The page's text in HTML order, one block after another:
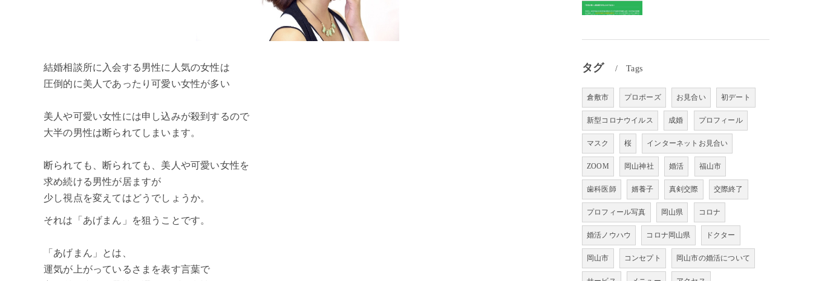
結婚相談所に入会する男性に人気の女性は
圧倒的に美人であったり可愛い女性が多い
美人や可愛い女性には申し込みが殺到するので
大半の男性は断られてしまいます。
断られても、断られても、美人や可愛い女性を
求め続ける男性が居ますが
少し視点を変えてはどうでしょうか。
それは「あげまん」を狙うことです。
「あげまん」とは、
運気が上がっているさまを表す言葉で
タグ Tags
倉敷市 プロポーズ お見合い 初デート
新型コロナウイルス 成婚 プロフィール
マスク 桜 インターネットお見合い
ZOOM 岡山神社 婚活 福山市
歯科医師 婿養子 真剣交際 交際終了
プロフィール写真 岡山県 コロナ
婚活ノウハウ コロナ岡山県 ドクター
岡山市 コンセプト 岡山市の婚活について